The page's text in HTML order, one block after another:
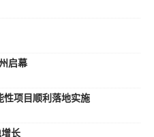
启幕
性项目顺利落地实施
长